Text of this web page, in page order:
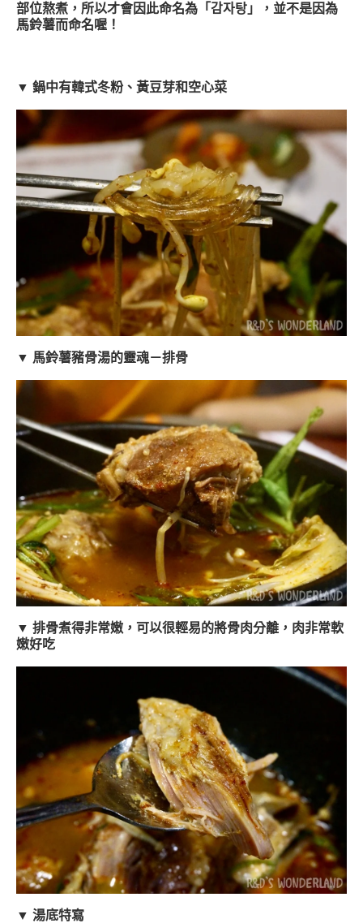
部位熬煮，所以才會因此命名為「감자탕」，並不是因為
馬鈴薯而命名喔！
▼ 鍋中有韓式冬粉、黃豆芽和空心菜
▼ 馬鈴薯豬骨湯的靈魂－排骨
▼ 排骨煮得非常嫩，可以很輕易的將骨肉分離，肉非常軟
嫩好吃
▼ 湯底特寫